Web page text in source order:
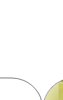
ประวัติศาสตร์
ธรรมชาติเกโฮค
บริเ
บิโฮคุ
ฮิโรชิม่
ไกด์อาส
วิดีโอฮิโร